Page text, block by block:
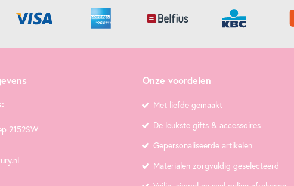
2152SW
Onze voordelen
Met liefde gemaakt
De leukste gifts & accessoires
Gepersonaliseerde artikelen
Materialen zorgvuldig geselecteerd